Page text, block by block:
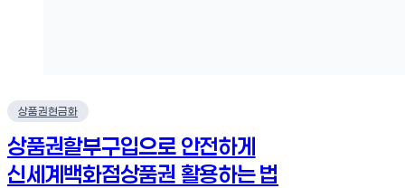
상품권현금화
상품권할부구입으로 안전하게
신세계백화점상품권 활용하는 법